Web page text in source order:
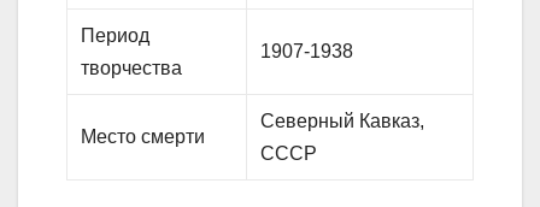
Период
творчества
1907-1938
Место смерти
Северный Кавказ,
СССР